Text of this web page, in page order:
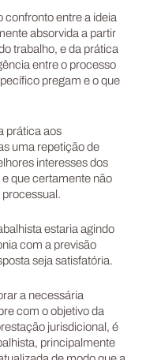
confronto entre a ideia
absorvida a partir
trabalho, e da prática
entre o processo
pregam e o que
prática aos
uma repetição de
interesses dos
que certamente não
estaria agindo
com a previsão
seja satisfatória.
a necessária
com o objetivo da
jurisdicional, é
principalmente